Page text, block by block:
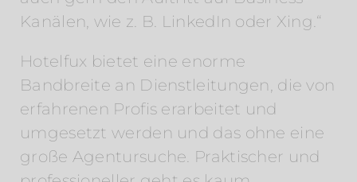
Kanälen, wie z. B. LinkedIn oder Xing.“
Hotelfux bietet eine enorme
Bandbreite an Dienstleitungen, die von
erfahrenen Profis erarbeitet und
umgesetzt werden und das ohne eine
große Agentursuche. Praktischer und